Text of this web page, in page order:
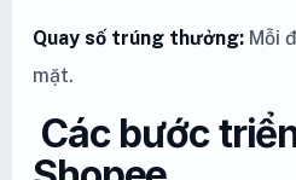
Quay số trúng thưởng: Mỗi
mặt.
Các bước